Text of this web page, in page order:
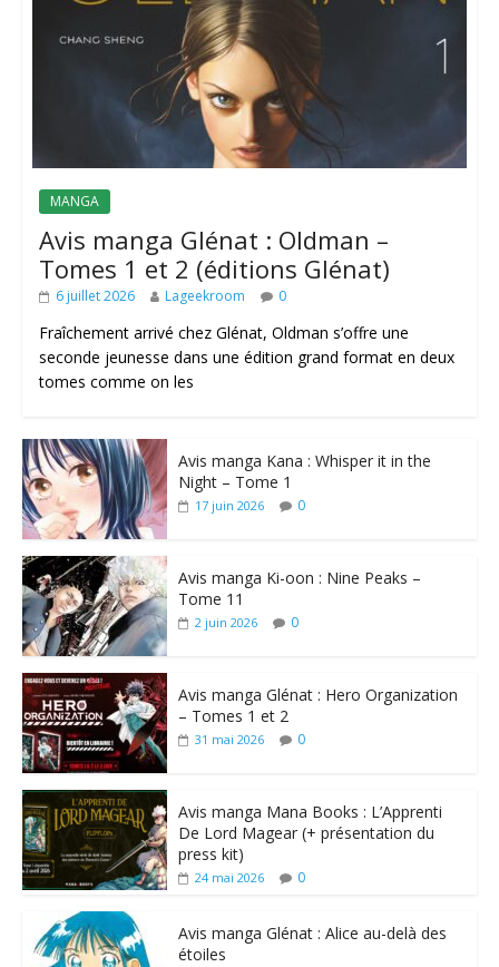
MANGA
Avis manga Glénat : Oldman –
Tomes 1 et 2 (éditions Glénat)
6 juillet 2026 Lageekroom 0
Fraîchement arrivé chez Glénat, Oldman s’offre une
seconde jeunesse dans une édition grand format en deux
tomes comme on les
Avis manga Kana : Whisper it in the
Night – Tome 1
17 juin 2026 0
Avis manga Ki-oon : Nine Peaks –
Tome 11
2 juin 2026 0
Avis manga Glénat : Hero Organization
– Tomes 1 et 2
31 mai 2026 0
Avis manga Mana Books : L’Apprenti
De Lord Magear (+ présentation du
press kit)
24 mai 2026 0
Avis manga Glénat : Alice au-delà des
étoiles